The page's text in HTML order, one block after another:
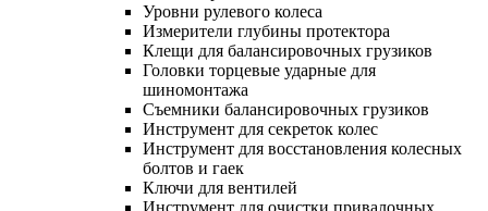
Уровни рулевого колеса
Измерители глубины протектора
Клещи для балансировочных грузиков
Головки торцевые ударные для
шиномонтажа
Съемники балансировочных грузиков
Инструмент для секреток колес
Инструмент для восстановления колесных
болтов и гаек
Ключи для вентилей